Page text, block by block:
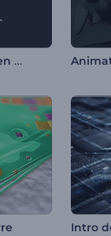
Animation rapide du logo en pop-up